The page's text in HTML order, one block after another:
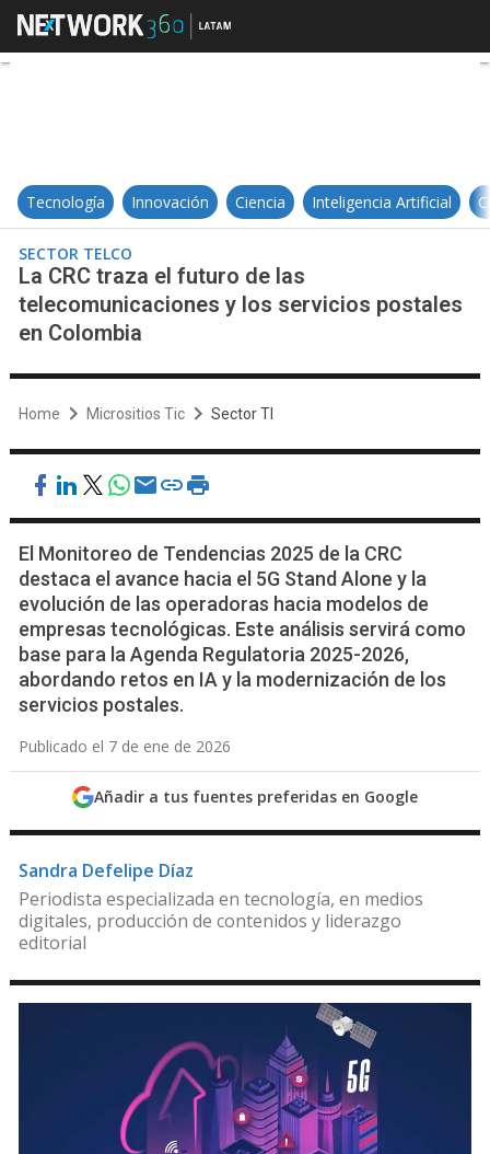
La CRC traza el futuro de las
Tecnología Innovación Ciencia Inteligencia Artificial
SECTOR TELCO
La CRC traza el futuro de las
telecomunicaciones y los servicios postales
en Colombia
Home Micrositios Tic Sector TI
El Monitoreo de Tendencias 2025 de la CRC
destaca el avance hacia el 5G Stand Alone y la
evolución de las operadoras hacia modelos de
empresas tecnológicas. Este análisis servirá como
base para la Agenda Regulatoria 2025-2026,
abordando retos en IA y la modernización de los
servicios postales.
Publicado el 7 de ene de 2026
Añadir a tus fuentes preferidas en Google
Sandra Defelipe Díaz
Periodista especializada en tecnología, en medios
digitales, producción de contenidos y liderazgo
editorial